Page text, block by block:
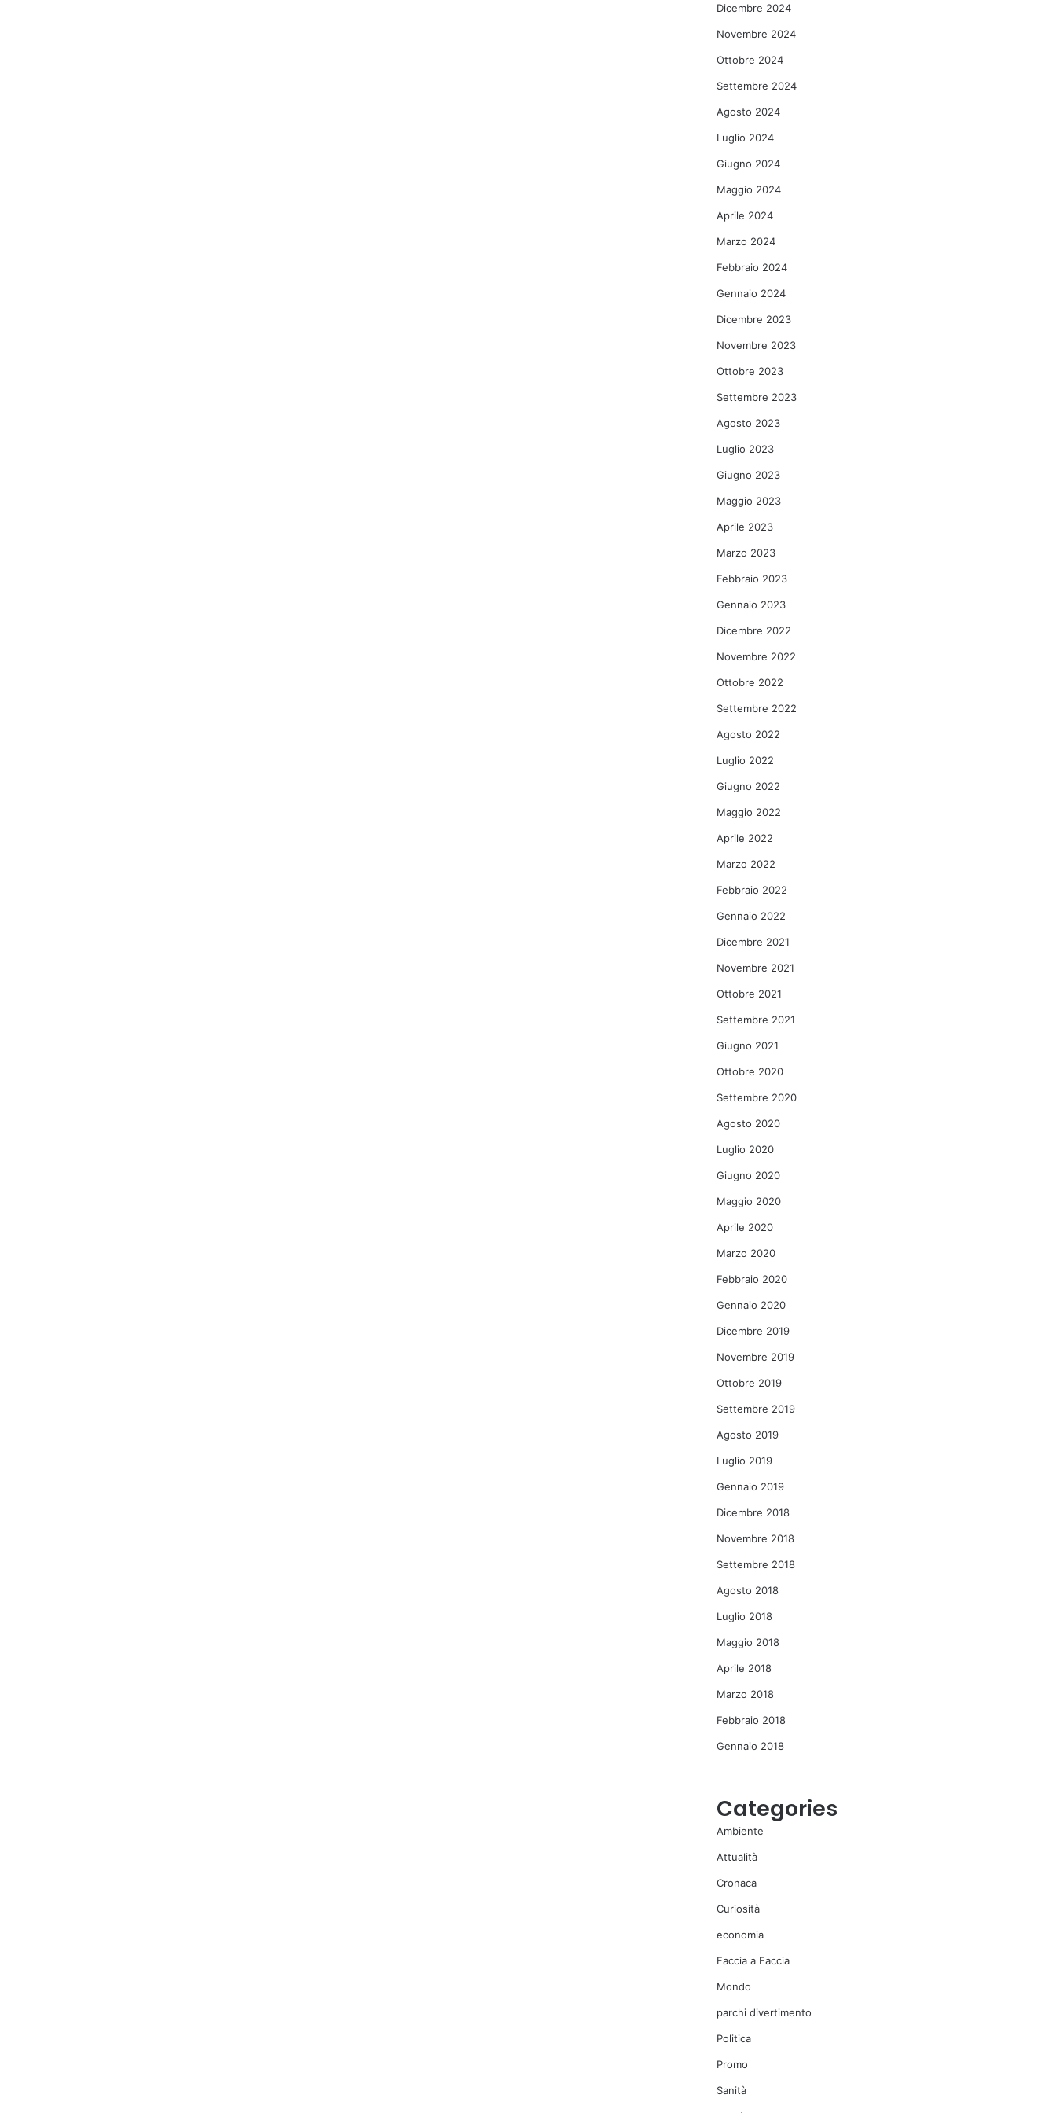
Dicembre 2024
Novembre 2024
Ottobre 2024
Settembre 2024
Agosto 2024
Luglio 2024
Giugno 2024
Maggio 2024
Aprile 2024
Marzo 2024
Febbraio 2024
Gennaio 2024
Dicembre 2023
Novembre 2023
Ottobre 2023
Settembre 2023
Agosto 2023
Luglio 2023
Giugno 2023
Maggio 2023
Aprile 2023
Marzo 2023
Febbraio 2023
Gennaio 2023
Dicembre 2022
Novembre 2022
Ottobre 2022
Settembre 2022
Agosto 2022
Luglio 2022
Giugno 2022
Maggio 2022
Aprile 2022
Marzo 2022
Febbraio 2022
Gennaio 2022
Dicembre 2021
Novembre 2021
Ottobre 2021
Settembre 2021
Giugno 2021
Ottobre 2020
Settembre 2020
Agosto 2020
Luglio 2020
Giugno 2020
Maggio 2020
Aprile 2020
Marzo 2020
Febbraio 2020
Gennaio 2020
Dicembre 2019
Novembre 2019
Ottobre 2019
Settembre 2019
Agosto 2019
Luglio 2019
Gennaio 2019
Dicembre 2018
Novembre 2018
Settembre 2018
Agosto 2018
Luglio 2018
Maggio 2018
Aprile 2018
Marzo 2018
Febbraio 2018
Gennaio 2018
Categories
Ambiente
Attualità
Cronaca
Curiosità
economia
Faccia a Faccia
Mondo
parchi divertimento
Politica
Promo
Sanità